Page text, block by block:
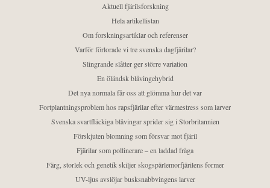
Aktuell fjärilsforskning
Hela artikellistan
Om forskningsartiklar och referenser
Varför förlorade vi tre svenska dagfjärilar?
Slingrande slåtter ger större variation
En öländsk blåvingehybrid
Det nya normala får oss att glömma hur det var
Fortplantningsproblem hos rapsfjärilar efter värmestress som larver
Svenska svartfläckiga blåvingar sprider sig i Storbritannien
Förskjuten blomning som försvar mot fjäril
Fjärilar som pollinerare – en laddad fråga
Färg, storlek och genetik skiljer skogspärlemorfjärilens former
UV-ljus avslöjar busksnabbvingens larver